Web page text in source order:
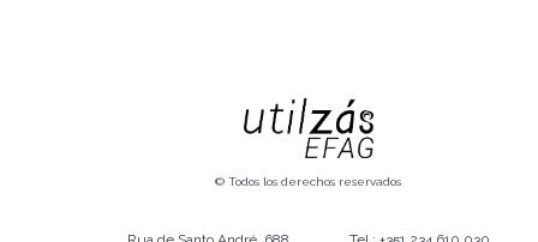
© Todos los derechos reservados